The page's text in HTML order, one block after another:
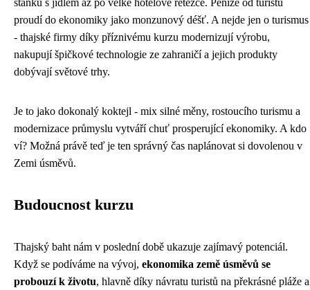
proudí do ekonomiky jako monzunový déšť. A nejde jen o turismus
- thajské firmy díky příznivému kurzu modernizují výrobu,
nakupují špičkové technologie ze zahraničí a jejich produkty
dobývají světové trhy.
Je to jako dokonalý koktejl - mix silné měny, rostoucího turismu a
modernizace průmyslu vytváří chuť prosperující ekonomiky. A kdo
ví? Možná právě teď je ten správný čas naplánovat si dovolenou v
Zemi úsměvů.
Budoucnost kurzu
Thajský baht nám v poslední době ukazuje zajímavý potenciál.
Když se podíváme na vývoj, ekonomika země úsměvů se
probouzí k životu, hlavně díky návratu turistů na překrásné pláže a